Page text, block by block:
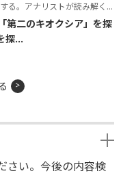
ナリストが読み解くテーマの本質
第二のキオクシア」を探
探...
さい。今後の内容検